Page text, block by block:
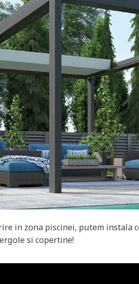
in zona piscinei, putem instala
si copertine!